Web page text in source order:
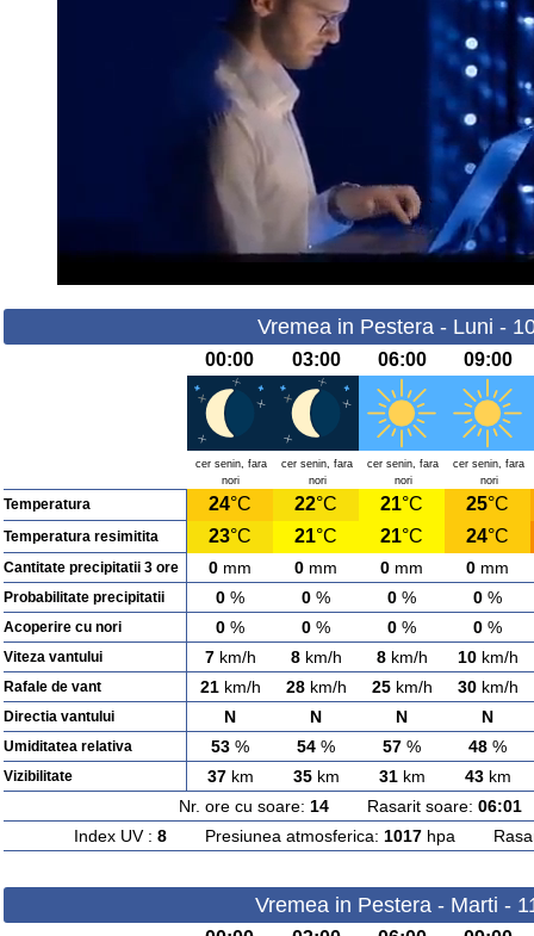
Vremea in Pestera - Luni -
00:00 03:00 06:00 09:00
cer senin, fara
nori
cer senin, fara
nori
cer senin, fara
nori
cer senin, fara
nori
Temperatura 24°C 22°C 21°C 25°C
Temperatura resimitita 23°C 21°C 21°C 24°C
Cantitate precipitatii 3 ore 0 mm 0 mm 0 mm 0 mm
Probabilitate precipitatii 0 % 0 % 0 % 0 %
Acoperire cu nori 0 % 0 % 0 % 0 %
Viteza vantului 7km/h 8km/h 8km/h 10km/h
Rafale de vant 21km/h 28km/h 25km/h 30km/h
Directia vantului N N N N
Umiditatea relativa 53 % 54 % 57 % 48 %
Vizibilitate 37km 35km 31km 43km
Nr. ore cu soare: 14Rasarit soare: 06:01
Index UV : 8Presiunea atmosferica: 1017hpa
Vremea in Pestera - Marti -